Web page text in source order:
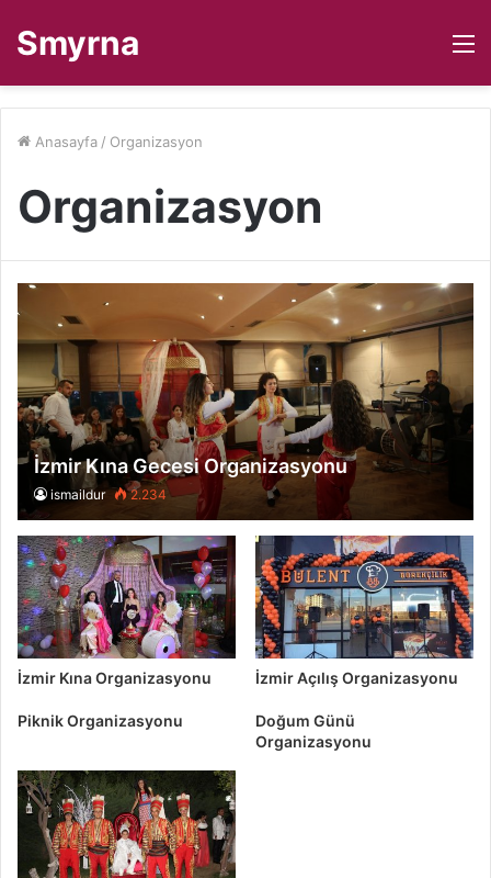
Smyrna
Anasayfa / Organizasyon
Organizasyon
İzmir Kına Gecesi Organizasyonu
ismaildur 2.234
İzmir Kına Organizasyonu İzmir Açılış Organizasyonu
Piknik Organizasyonu
Doğum Günü
Organizasyonu